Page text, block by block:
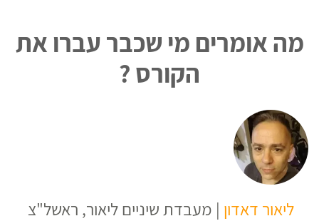
מה אומרים מי שכבר עברו את
הקורס ?
ליאור דאדון | מעבדת שיניים ליאור, ראשל"צ